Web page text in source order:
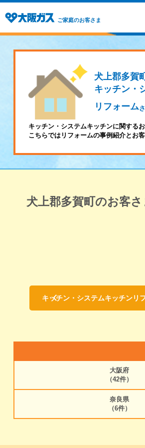
ご家庭のお客さま
犬上郡多賀
キッチン・
リフォーム
キッチン・システムキッチンに関する
こちらではリフォームの事例紹介とお
犬上郡多賀町のお客
キッチン・システムキッチンリ
大阪府
（42件）
奈良県
（6件）